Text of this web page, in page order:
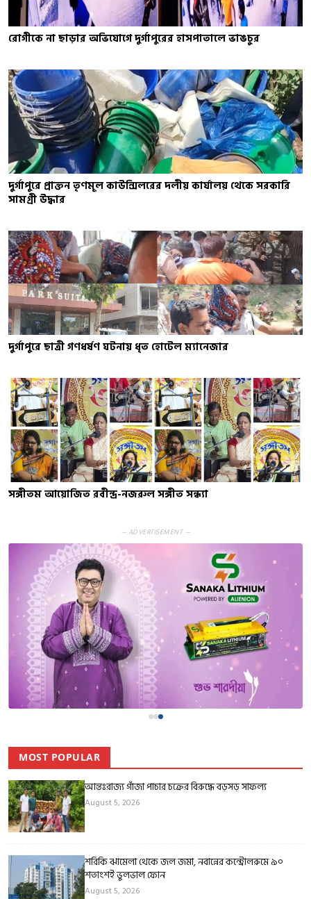
রোগীকে না ছাড়ার অভিযোগে দুর্গাপুরের হাসপাতালে ভাঙচুর
দুর্গাপুরে প্রাক্তন তৃণমূল কাউন্সিলরের দলীয় কার্যালয় থেকে সরকারি
সামগ্রী উদ্ধার
দুর্গাপুরে ছাত্রী গণধর্ষণ ঘটনায় ধৃত হোটেল ম্যানেজার
সঙ্গীতম আয়োজিত রবীন্দ্র-নজরুল সঙ্গীত সন্ধ্যা
— ADVERTISEMENT —
MOST POPULAR
আন্তঃরাজ্য গাঁজা পাচার চক্রের বিরুদ্ধে বড়সড় সাফল্য
August 5, 2026
শরিকি ঝামেলা থেকে জল জমা, নবান্নের কন্ট্রোলরুমে ৯০
শতাংশই ভুলভাল ফোন
August 5, 2026